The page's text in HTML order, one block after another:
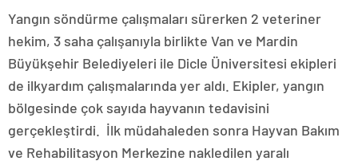
Yangın söndürme çalışmaları sürerken 2 veteriner
hekim, 3 saha çalışanıyla birlikte Van ve Mardin
Büyükşehir Belediyeleri ile Dicle Üniversitesi ekipleri
de ilkyardım çalışmalarında yer aldı. Ekipler, yangın
bölgesinde çok sayıda hayvanın tedavisini
gerçekleştirdi. İlk müdahaleden sonra Hayvan Bakım
ve Rehabilitasyon Merkezine nakledilen yaralı